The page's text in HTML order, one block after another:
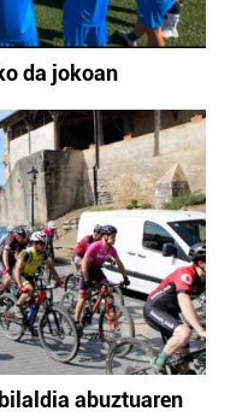
da jokoan
abuztuaren